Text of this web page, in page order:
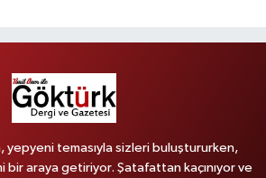
temasıyla sizleri buluştururken,
bir araya getiriyor. Şatafattan kaçınıyor ve